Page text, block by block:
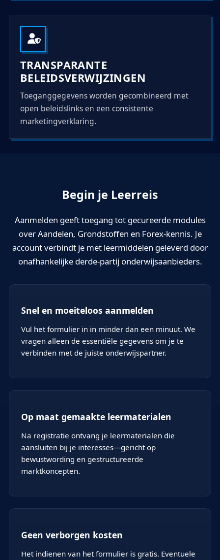
TRANSPARANTE
BELEIDSVERWIJZINGEN
Toeganggegevens worden gecombineerd met
open beleidslinks en een consistente
marketingverklaring.
Begin je Leerreis
Aanmelden geeft toegang tot gecureerde modules
over Aandelen, Grondstoffen en Forex-kennis. Je
account verbindt je met leermiddelen geleverd door
onafhankelijke derde-partij onderwijsaanbieders.
Snel en moeiteloos aanmelden
Vul het formulier in in minder dan een minuut. We
vragen alleen de essentiële gegevens om je te
verbinden met de juiste onderwijspartner.
Op maat gemaakte leermaterialen
Na registratie ontvang je leermaterialen die
aansluiten bij je interesses—gericht op
bewustwording en gestructureerde
marktkoncepten.
Geen verborgen kosten
Het indienen van het formulier is gratis. Eventuele